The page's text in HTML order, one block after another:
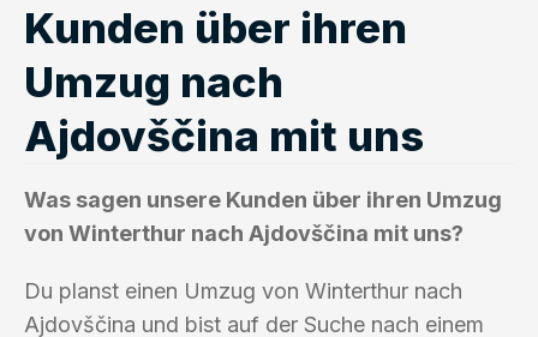
Kunden über ihren
Umzug nach
Ajdovščina mit uns
Was sagen unsere Kunden über ihren Umzug
von Winterthur nach Ajdovščina mit uns?
Du planst einen Umzug von Winterthur nach
Ajdovščina und bist auf der Suche nach einem